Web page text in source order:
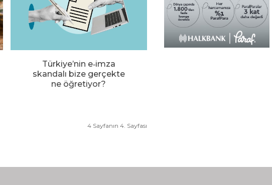
Türkiye’nin e‑imza
skandalı bize gerçekte
ne öğretiyor?
4 Sayfanın 4. Sayfası